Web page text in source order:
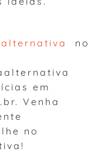
em
Venha
no